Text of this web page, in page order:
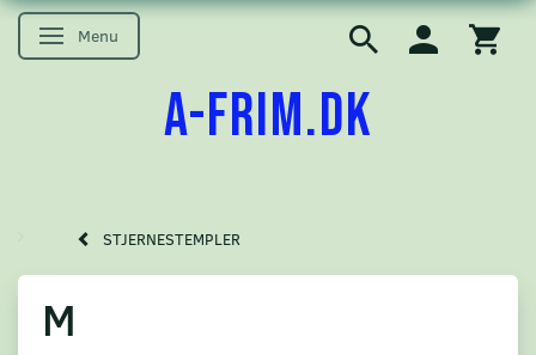
Skifte navigation
Menu
A-FRIM.DK
STJERNESTEMPLER
M